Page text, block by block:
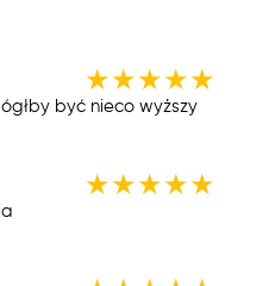
★★★★★
być nieco wyższy
★★★★★